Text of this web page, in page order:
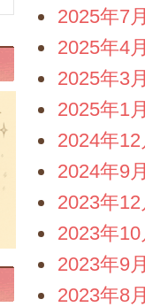
2025年7
2025年4
2025年3
2025年1
2024年12
2024年9
2023年12
2023年10
2023年9
2023年8